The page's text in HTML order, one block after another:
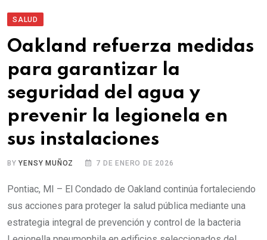
SALUD
Oakland refuerza medidas
para garantizar la
seguridad del agua y
prevenir la legionela en
sus instalaciones
BYYENSY MUÑOZ 7 DE ENERO DE 2026
Pontiac, MI – El Condado de Oakland continúa fortaleciendo
sus acciones para proteger la salud pública mediante una
estrategia integral de prevención y control de la bacteria